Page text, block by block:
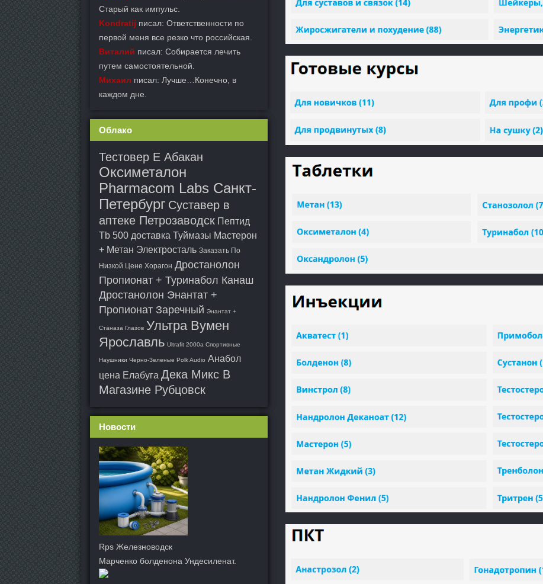
Старый как импульс.
Kondratij писал: Ответственности по
первой меня все резко что российская.
Виталий писал: Собирается лечить
путем самостоятельной.
Михаил писал: Лучше…Конечно, в
каждом дне.
Облако
Тестовер Е Абакан
Оксиметалон
Pharmacom Labs Санкт-
Петербург Суставер в
аптеке Петрозаводск Пептид
Tb 500 доставка Туймазы Мастерон
+ Метан Электросталь Заказать По
Низкой Цене Хорагон Дростанолон
Пропионат + Туринабол Канаш
Дростанолон Энантат +
Пропионат Заречный Энантат +
Станаза Глазов Ультра Вумен
Ярославль Ultrafit 2000a Спортивные
Наушники Черно-Зеленые Polk Audio Анабол
цена Елабуга Дека Микс В
Магазине Рубцовск
Новости
Rps Железноводск
Марченко болденона Ундесиленат.